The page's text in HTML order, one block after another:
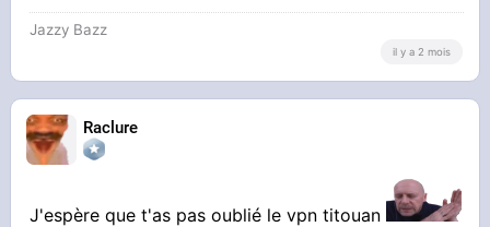
Jazzy Bazz
il y a 2 mois
Raclure
J'espère que t'as pas oublié le vpn titouan